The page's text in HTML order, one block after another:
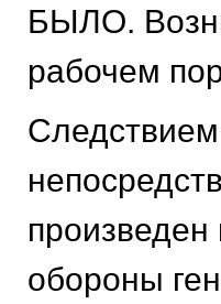
БЫЛО.
рабочем
Следствием
произведен
обороны